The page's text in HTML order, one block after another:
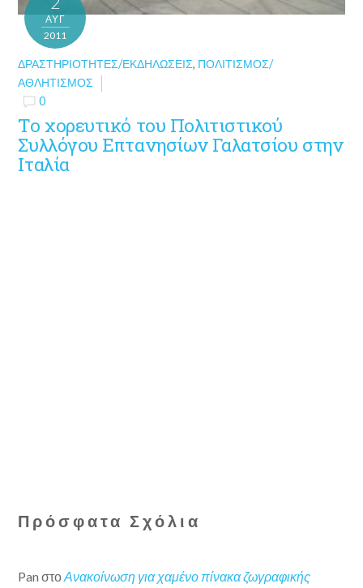
ΑΥΓ
2011
ΔΡΑΣΤΗΡΙΌΤΗΤΕΣ/ΕΚΔΗΛΏΣΕΙΣ, ΠΟΛΙΤΙΣΜΌΣ/
ΑΘΛΗΤΙΣΜΌΣ
0
To χορευτικό του Πολιτιστικού
Συλλόγου Επτανησίων Γαλατσίου στην
Ιταλία
Πρόσφατα Σχόλια
Pan στοΑνακοίνωση για χαμένο πίνακα ζωγραφικής